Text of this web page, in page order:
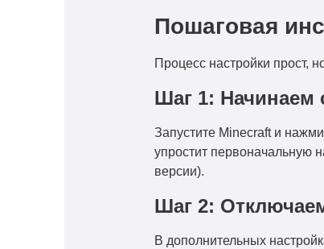
Пошаговая
Процесс настройки прост,
Шаг 1: Начинаем
Запустите Minecraft и
упростит первоначальную
версии).
Шаг 2:
В дополнительных